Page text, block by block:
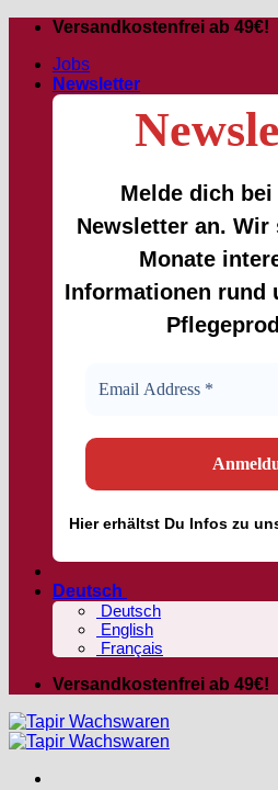
Zum
springen
Versandkostenfrei ab 49€!
Jobs
Newsletter
Melde dich bei
Newsletter an. Wir
Monate
Informationen rund
Hiererhältst Du Infos zu
Deutsch
Deutsch
English
Français
Versandkostenfrei ab 49€!